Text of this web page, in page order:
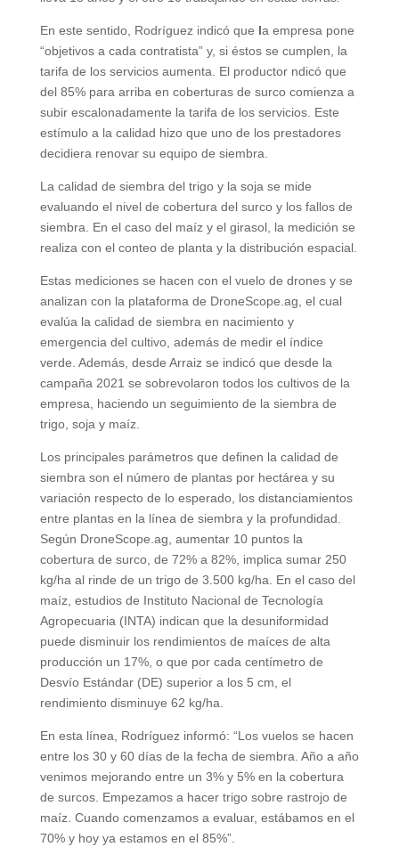
En este sentido, Rodríguez indicó que la empresa pone
“objetivos a cada contratista” y, si éstos se cumplen, la
tarifa de los servicios aumenta. El productor ndicó que
del 85% para arriba en coberturas de surco comienza a
subir escalonadamente la tarifa de los servicios. Este
estímulo a la calidad hizo que uno de los prestadores
decidiera renovar su equipo de siembra.
La calidad de siembra del trigo y la soja se mide
evaluando el nivel de cobertura del surco y los fallos de
siembra. En el caso del maíz y el girasol, la medición se
realiza con el conteo de planta y la distribución espacial.
Estas mediciones se hacen con el vuelo de drones y se
analizan con la plataforma de DroneScope.ag, el cual
evalúa la calidad de siembra en nacimiento y
emergencia del cultivo, además de medir el índice
verde. Además, desde Arraiz se indicó que desde la
campaña 2021 se sobrevolaron todos los cultivos de la
empresa, haciendo un seguimiento de la siembra de
trigo, soja y maíz.
Los principales parámetros que definen la calidad de
siembra son el número de plantas por hectárea y su
variación respecto de lo esperado, los distanciamientos
entre plantas en la línea de siembra y la profundidad.
Según DroneScope.ag, aumentar 10 puntos la
cobertura de surco, de 72% a 82%, implica sumar 250
kg/ha al rinde de un trigo de 3.500 kg/ha. En el caso del
maíz, estudios de Instituto Nacional de Tecnología
Agropecuaria (INTA) indican que la desuniformidad
puede disminuir los rendimientos de maíces de alta
producción un 17%, o que por cada centímetro de
Desvío Estándar (DE) superior a los 5 cm, el
rendimiento disminuye 62 kg/ha.
En esta línea, Rodríguez informó: “Los vuelos se hacen
entre los 30 y 60 días de la fecha de siembra. Año a año
venimos mejorando entre un 3% y 5% en la cobertura
de surcos. Empezamos a hacer trigo sobre rastrojo de
maíz. Cuando comenzamos a evaluar, estábamos en el
70% y hoy ya estamos en el 85%”.